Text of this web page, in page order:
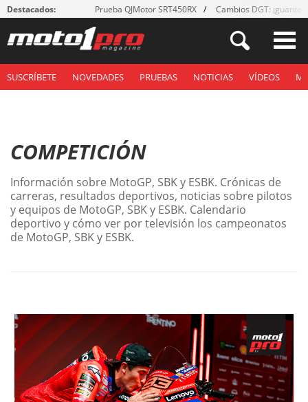
Destacados: Prueba QJMotor SRT450RX Cambios DGT: ¡guantes!
SUSCRÍBETE NOVEDADES PRUEBAS NOTICIAS VÍDEOS
COMPETICIÓN
Información sobre MotoGP, SBK y ESBK. Crónicas de
carreras, resultados deportivos, noticias sobre pilotos
y equipos de MotoGP, SBK y ESBK. Calendario
deportivo y cómo ver por televisión los campeonatos
de MotoGP, SBK y ESBK.
Páginas